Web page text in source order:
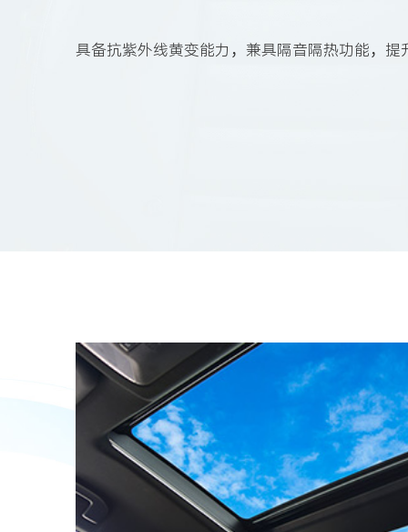
具备抗紫外线黄变能力，兼具隔音隔热功能，提